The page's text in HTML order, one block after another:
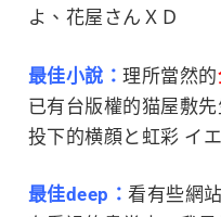
よ、花屋さんＸＤ
最佳小說： 理所當然的
已有台版權的猫屋敷
投下的横顔と虹彩 イ
最佳deep： 看有些網